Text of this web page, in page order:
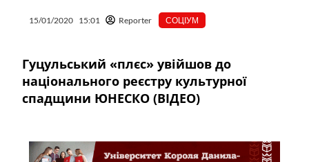
15/01/2020 15:01 Reporter СОЦІУМ
Гуцульський «плєс» увійшов до
національного реєстру культурної
спадщини ЮНЕСКО (ВІДЕО)